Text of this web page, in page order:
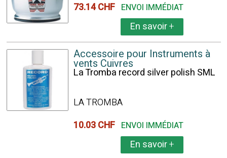
73.14 CHF ENVOI IMMÉDIAT
En savoir+
Accessoire pour Instruments à
vents Cuivres
La Tromba record silver polish SML
LA TROMBA
10.03 CHF ENVOI IMMÉDIAT
En savoir+